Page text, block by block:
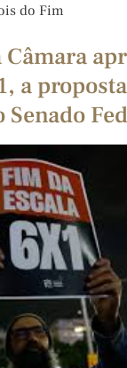
do Fim
Câmara
a